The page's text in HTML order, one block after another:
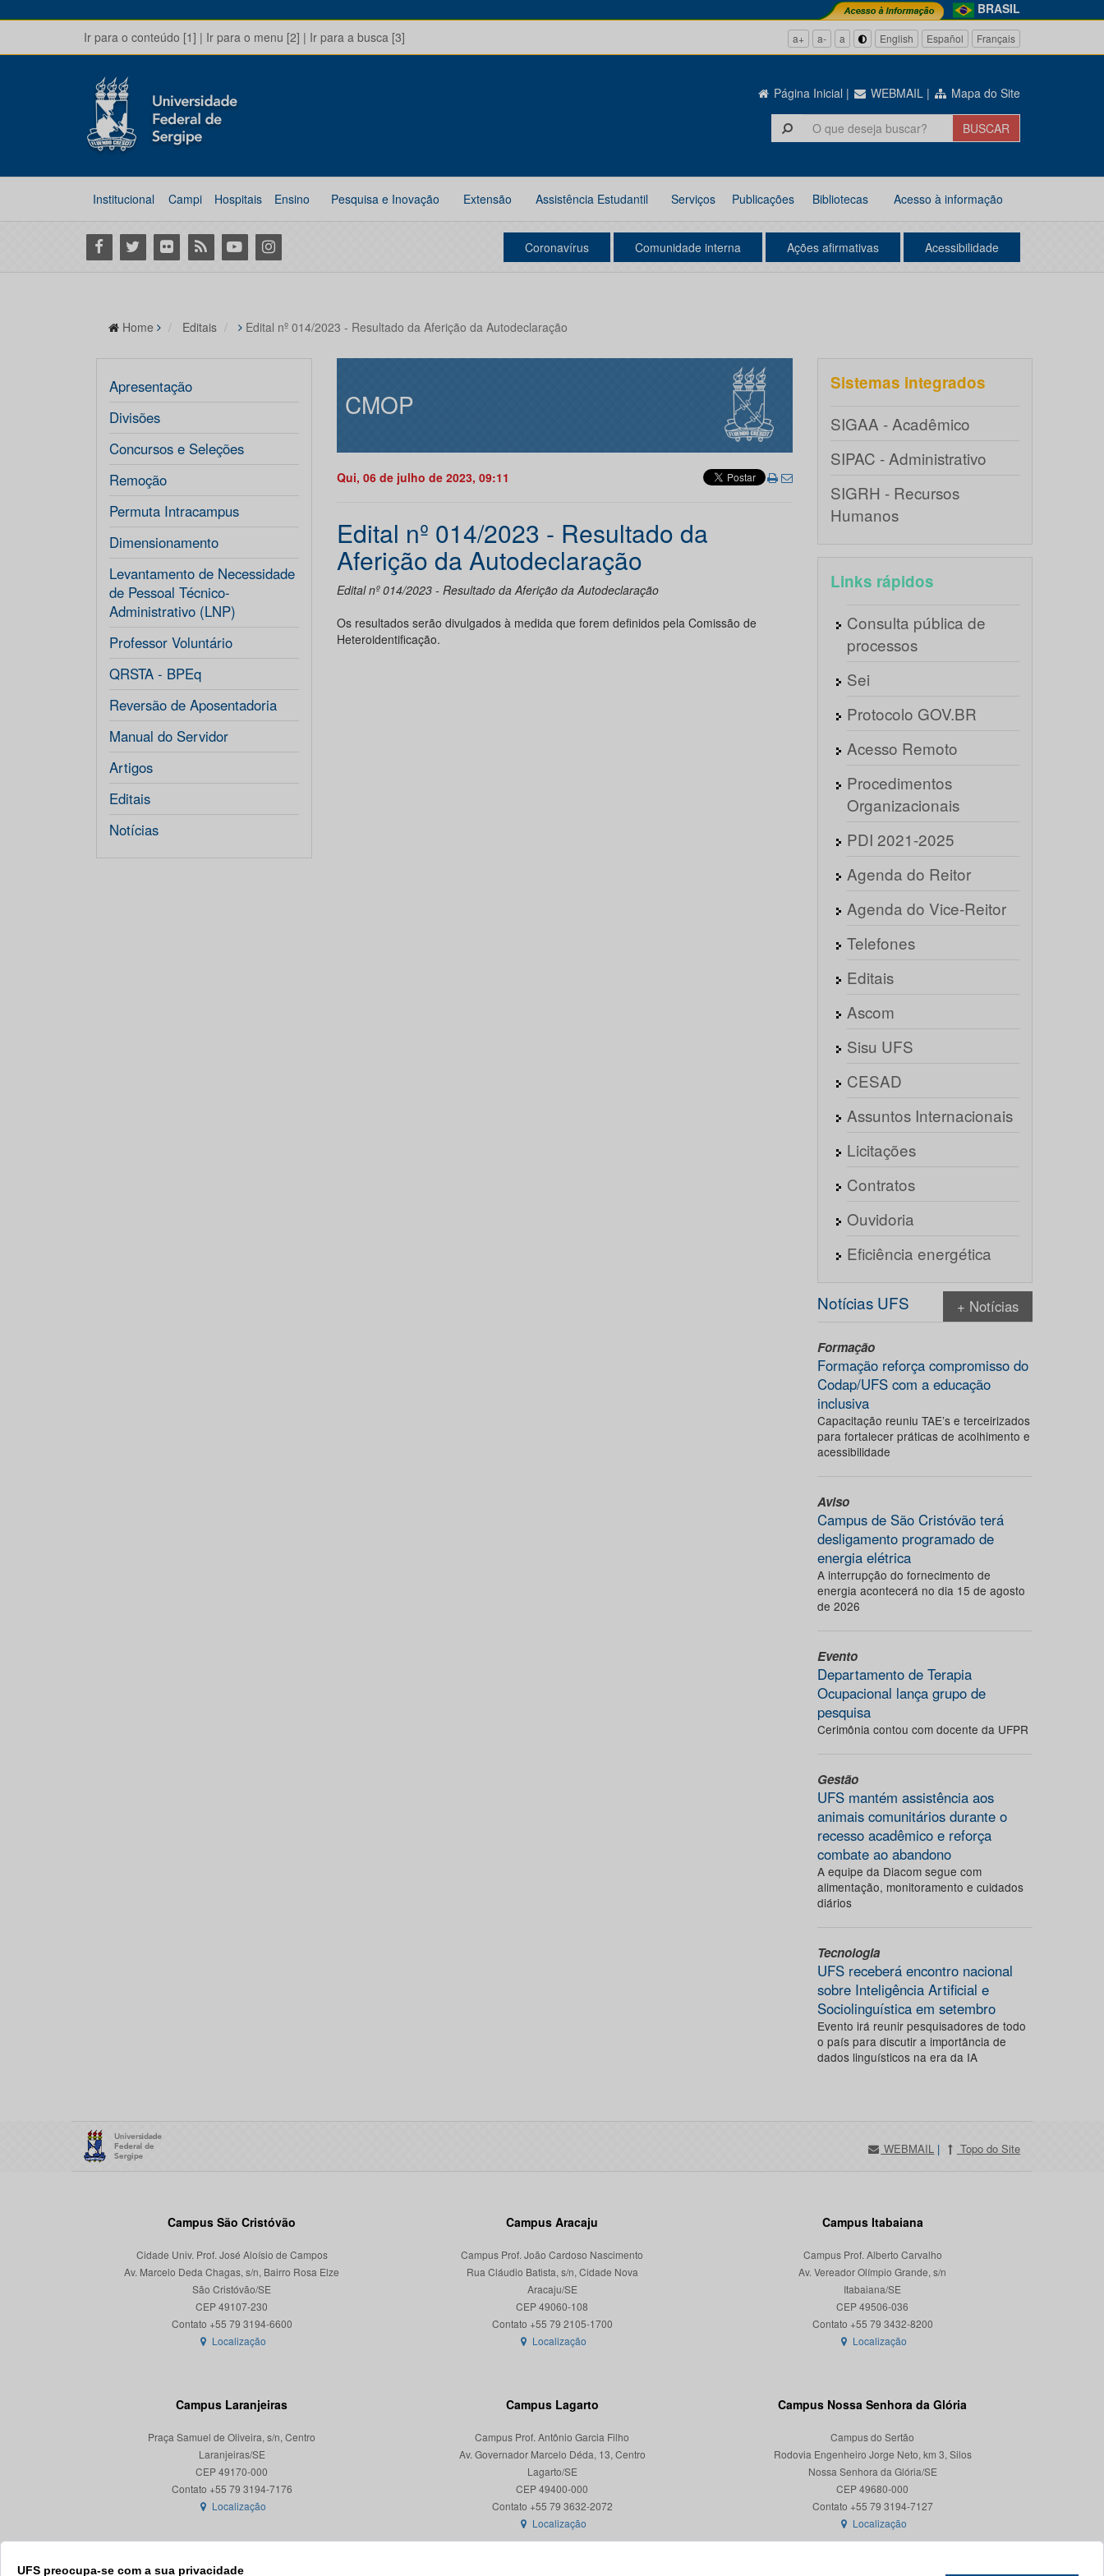
BRASIL
Ir para o conteúdo [1] | Ir para o menu [2] | Ir para a busca [3] a+ a- a English Español Français
Página Inicial | WEBMAIL | Mapa do Site
Institucional Campi Hospitais Ensino Pesquisa e Inovação Extensão Assistência Estudantil Serviços Publicações Bibliotecas Acesso à informação
Facebook
Twitter Flickr RSS YoutubeInstagram Coronavírus Comunidade interna Ações afirmativas Acessibilidade
UFS preocupa-se com a sua privacidade
Home Editais Edital nº 014/2023 - Resultado da Aferição da Autodeclaração
Apresentação
Divisões
Concursos e Seleções
Remoção
Permuta Intracampus
Dimensionamento
Levantamento de Necessidade
de Pessoal Técnico-
Administrativo (LNP)
Professor Voluntário
QRSTA - BPEq
Reversão de Aposentadoria
Manual do Servidor
Artigos
Editais
Notícias
CMOP
Qui, 06 de julho de 2023, 09:11
Edital nº 014/2023 - Resultado da
Aferição da Autodeclaração
Edital nº 014/2023 - Resultado da Aferição da Autodeclaração
Os resultados serão divulgados à medida que forem definidos pela Comissão de
Heteroidentificação.
Sistemas integrados
SIGAA - Acadêmico
SIPAC - Administrativo
SIGRH - Recursos
Humanos
Links rápidos
Consulta pública de
processos
Sei
Protocolo GOV.BR
Acesso Remoto
Procedimentos
Organizacionais
PDI 2021-2025
Agenda do Reitor
Agenda do Vice-Reitor
Telefones
Editais
Ascom
Sisu UFS
CESAD
Assuntos Internacionais
Licitações
Contratos
Ouvidoria
Eficiência energética
Notícias UFS + Notícias
Formação
Formação reforça compromisso do
Codap/UFS com a educação
inclusiva
Capacitação reuniu TAE’s e terceirizados
para fortalecer práticas de acolhimento e
acessibilidade
Aviso
Campus de São Cristóvão terá
desligamento programado de
energia elétrica
A interrupção do fornecimento de
energia acontecerá no dia 15 de agosto
de 2026
Evento
Departamento de Terapia
Ocupacional lança grupo de
pesquisa
Cerimônia contou com docente da UFPR
Gestão
UFS mantém assistência aos
animais comunitários durante o
recesso acadêmico e reforça
combate ao abandono
A equipe da Diacom segue com
alimentação, monitoramento e cuidados
diários
Tecnologia
UFS receberá encontro nacional
sobre Inteligência Artificial e
Sociolinguística em setembro
Evento irá reunir pesquisadores de todo
o país para discutir a importância de
dados linguísticos na era da IA
WEBMAIL | Topo do Site
Campus São Cristóvão
Cidade Univ. Prof. José Aloísio de Campos
Av. Marcelo Deda Chagas, s/n, Bairro Rosa Elze
São Cristóvão/SE
CEP 49107-230
Localização
Campus Aracaju
Campus Prof. João Cardoso Nascimento
Rua Cláudio Batista, s/n, Cidade Nova
Aracaju/SE
CEP 49060-108
Localização
Campus Itabaiana
Campus Prof. Alberto Carvalho
Av. Vereador Olímpio Grande, s/n
Itabaiana/SE
CEP 49506-036
Localização
Campus Laranjeiras
Praça Samuel de Oliveira, s/n, Centro
Laranjeiras/SE
CEP 49170-000
Localização
Campus Lagarto
Campus Prof. Antônio Garcia Filho
Av. Governador Marcelo Déda, 13, Centro
Lagarto/SE
CEP 49400-000
Localização
Campus Nossa Senhora da Glória
Campus do Sertão
Rodovia Engenheiro Jorge Neto, km 3, Silos
Nossa Senhora da Glória/SE
CEP 49680-000
Contato +55 79 3194-7127
Localização